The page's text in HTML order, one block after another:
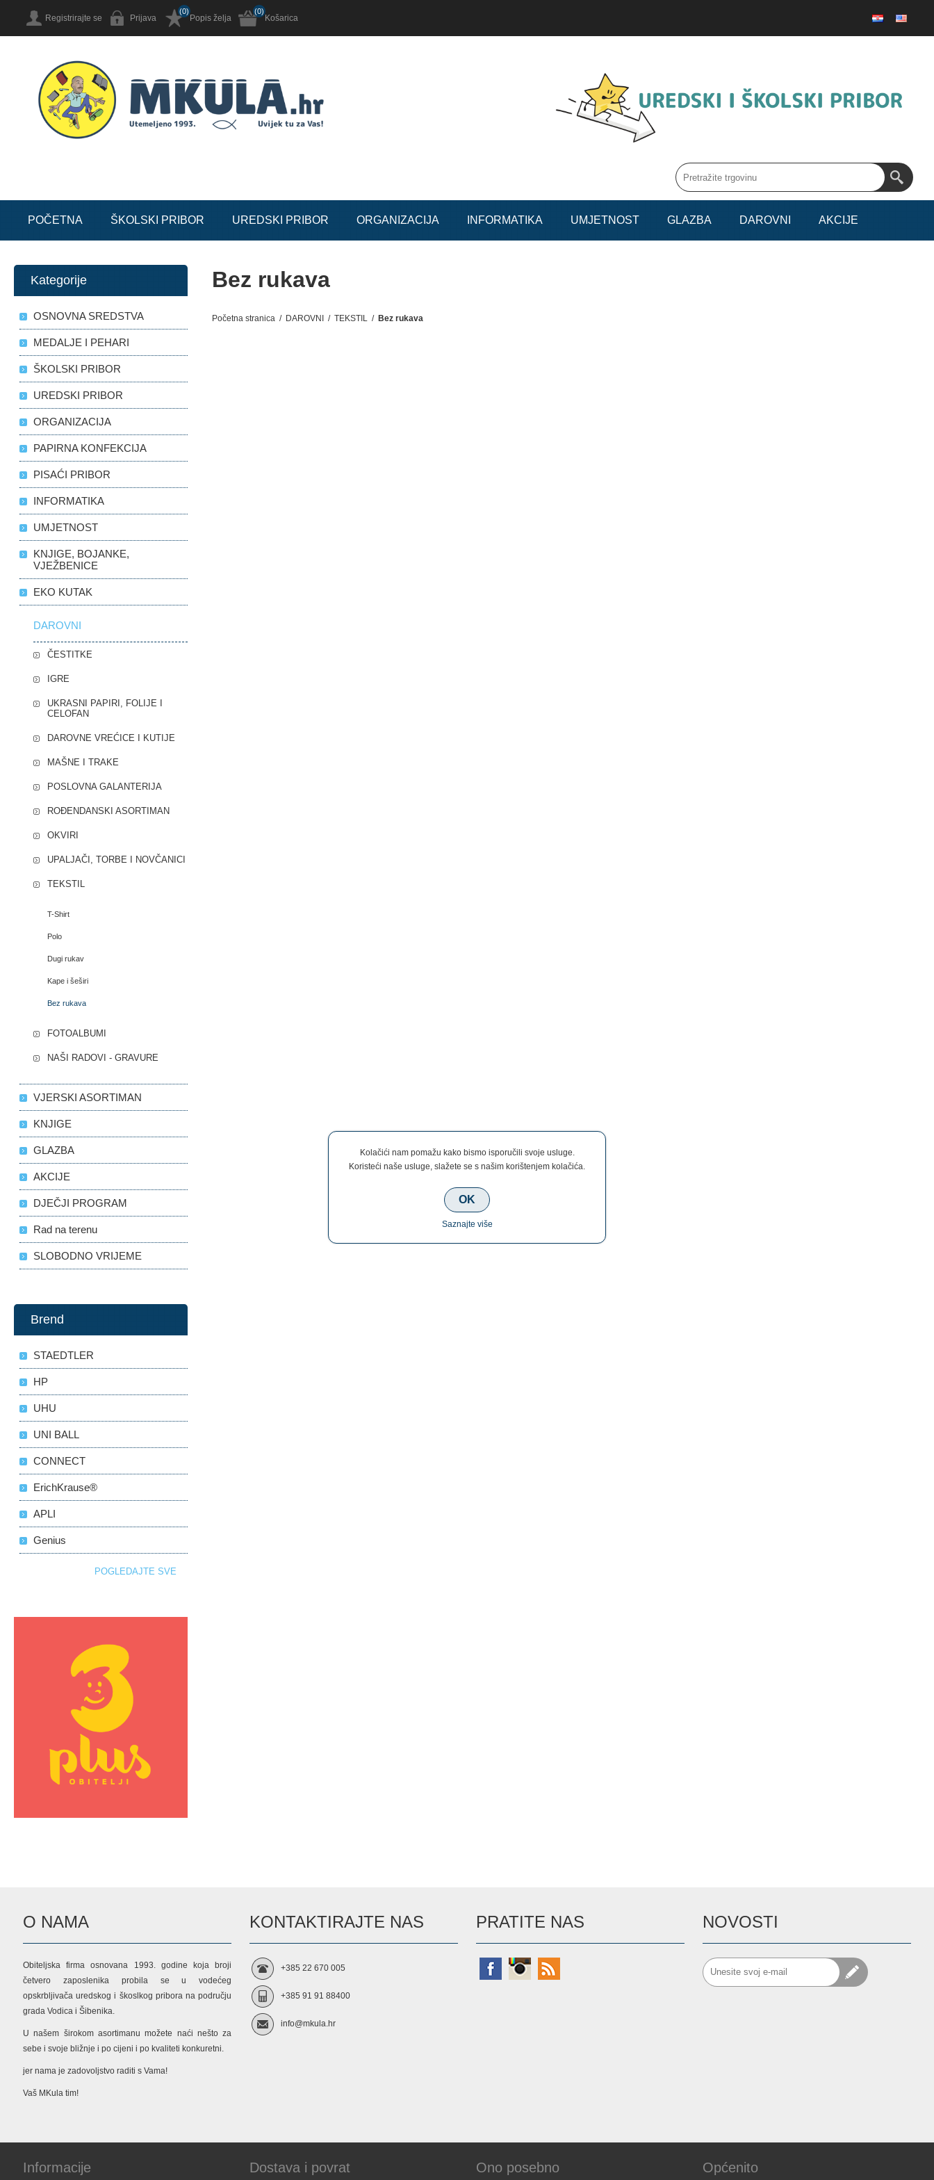
Registrirajte se Prijava Popis želja
(0)
Košarica
(0)
POČETNA ŠKOLSKI PRIBOR UREDSKI PRIBOR ORGANIZACIJA INFORMATIKA UMJETNOST GLAZBA DAROVNI AKCIJE
Bez rukava
Početna stranica / DAROVNI / TEKSTIL / Bez rukava
Kategorije
OSNOVNA SREDSTVA
MEDALJE I PEHARI
ŠKOLSKI PRIBOR
UREDSKI PRIBOR
ORGANIZACIJA
PAPIRNA KONFEKCIJA
PISAĆI PRIBOR
INFORMATIKA
UMJETNOST
KNJIGE, BOJANKE,
VJEŽBENICE
EKO KUTAK
DAROVNI
ČESTITKE
IGRE
UKRASNI PAPIRI, FOLIJE I
CELOFAN
DAROVNE VREĆICE I KUTIJE
MAŠNE I TRAKE
POSLOVNA GALANTERIJA
ROĐENDANSKI ASORTIMAN
OKVIRI
UPALJAČI, TORBE I NOVČANICI
TEKSTIL
T-Shirt
Polo
Dugi rukav
Kape i šeširi
Bez rukava
FOTOALBUMI
NAŠI RADOVI - GRAVURE
VJERSKI ASORTIMAN
KNJIGE
GLAZBA
AKCIJE
DJEČJI PROGRAM
Rad na terenu
SLOBODNO VRIJEME
Brend
STAEDTLER
HP
UHU
UNI BALL
CONNECT
ErichKrause®
APLI
Genius
POGLEDAJTE SVE
O NAMA
Obiteljska firma osnovana 1993. godine koja broji
četvero zaposlenika probila se u vodećeg
opskrbljivača uredskog i škoslkog pribora na području
grada Vodica i Šibenika.
U našem širokom asortimanu možete naći nešto za
sebe i svoje bližnje i po cijeni i po kvaliteti konkuretni.
jer nama je zadovoljstvo raditi s Vama!
Vaš MKula tim!
KONTAKTIRAJTE NAS
+385 22 670 005
+385 91 91 88400
info@mkula.hr
PRATITE NAS NOVOSTI
Informacije Dostava i povrat Ono posebno Općenito
Kolačići nam pomažu kako bismo isporučili svoje usluge.
Koristeći naše usluge, slažete se s našim korištenjem kolačića.
OK
Saznajte više